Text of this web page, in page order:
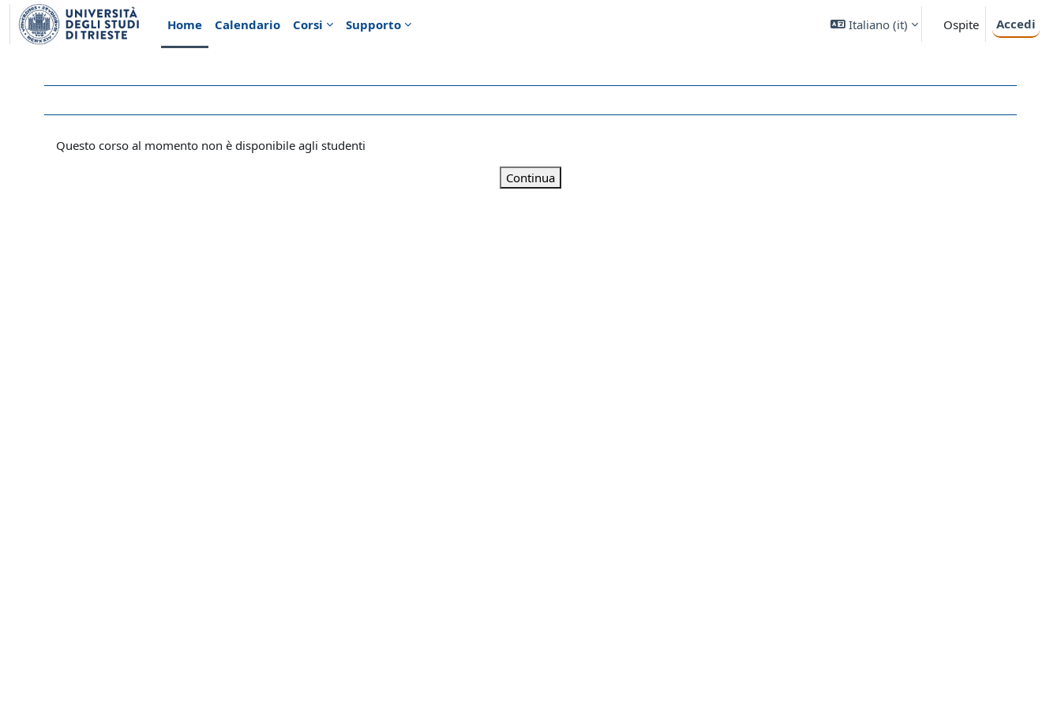
Vai al contenuto principale
Home
Calendario Corsi Supporto Italiano ‎(it)‎ Ospite Accedi
Questo corso al momento non è disponibile agli studenti
Continua